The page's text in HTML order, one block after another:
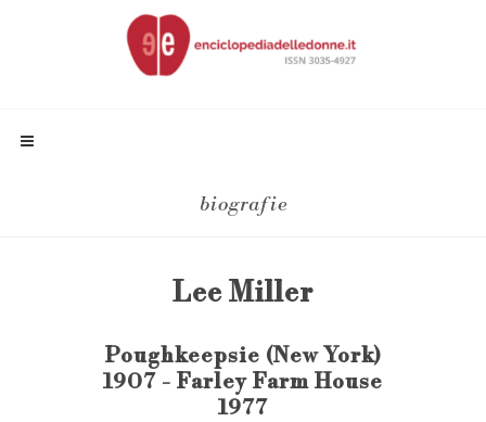
biografie
Lee Miller
Poughkeepsie (New York)
1907 - Farley Farm House
1977